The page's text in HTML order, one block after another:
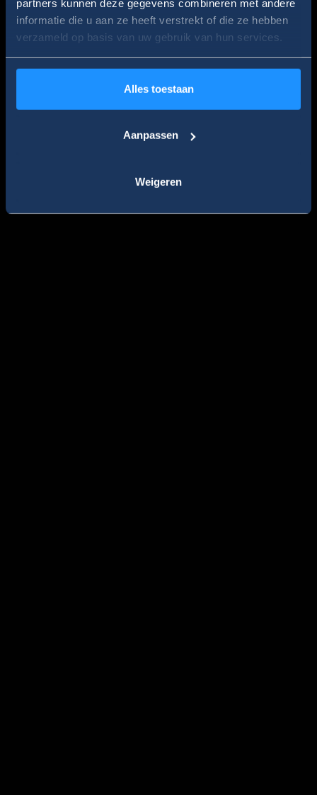
partners kunnen deze gegevens combineren met andere
informatie die u aan ze heeft verstrekt of die ze hebben
verzameld op basis van uw gebruik van hun services.
Alles toestaan
Aanpassen
Weigeren
Volvo EX90
VANAF € 82.995,-
Maak kennis met deze nieuwe volledig
Vraag een offerte aan Plan uw proefrit